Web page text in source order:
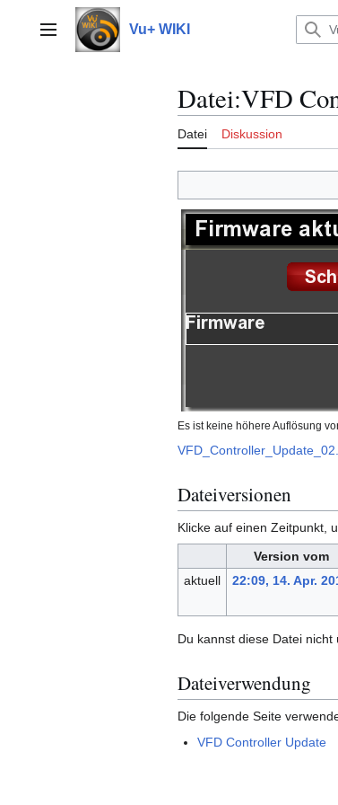
springenHauptmenü Vu+ WIKI
Datei:VFD
Datei Diskussion
Es ist keine höhere Auflösung
Dateiversionen
Klicke auf einen Zeitpunkt,
Version vom
aktuell
22:09, 14. Apr.
Du kannst diese Datei nicht
Dateiverwendung
Die folgende Seite
VFD Controller Update